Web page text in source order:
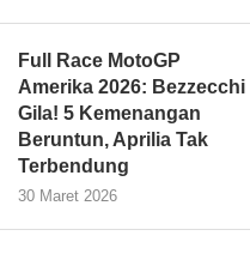
Full Race MotoGP
Amerika 2026: Bezzecchi
Gila! 5 Kemenangan
Beruntun, Aprilia Tak
Terbendung
30 Maret 2026